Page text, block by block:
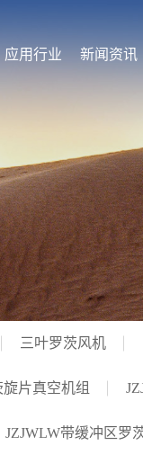
应用行业 新闻资讯
三叶罗茨风机
片真空机组
JZJWLW带缓冲区罗